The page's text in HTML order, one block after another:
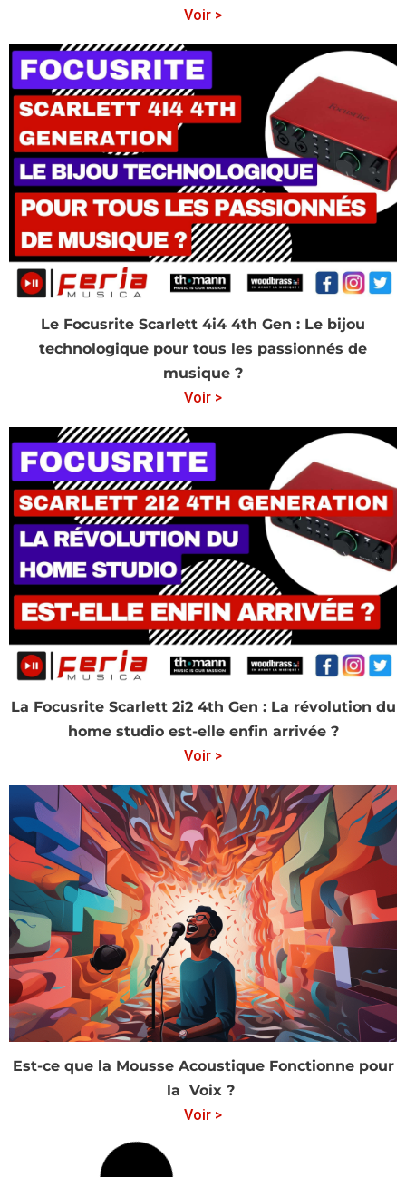
Voir >
Le Focusrite Scarlett 4i4 4th Gen : Le bijou
technologique pour tous les passionnés de
musique ?
Voir >
La Focusrite Scarlett 2i2 4th Gen : La révolution du
home studio est-elle enfin arrivée ?
Voir >
Est-ce que la Mousse Acoustique Fonctionne pour
la Voix ?
Voir >